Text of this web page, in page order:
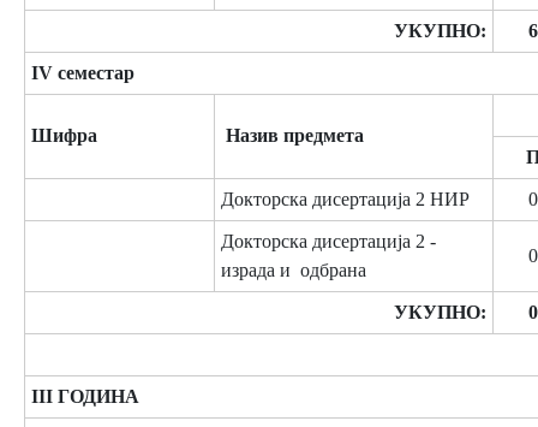
УКУПНО: 6
IV семестар
Шифра
Назив предмета
Докторска дисертација 2 НИР 0
Докторска дисертација 2 -
израда и одбрана
0
УКУПНО: 0
III ГОДИНА